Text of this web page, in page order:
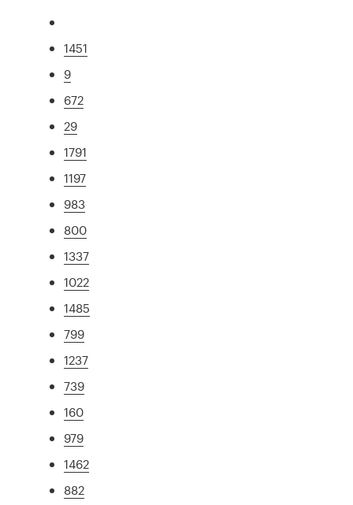
1451
9
672
29
1791
1197
983
800
1337
1022
1485
799
1237
739
160
979
1462
882